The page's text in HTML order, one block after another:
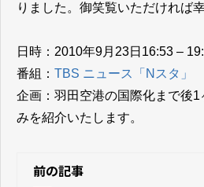
りました。御笑覧いただければ幸
日時：2010年9月23日16:53 –
番組：​​​​​​​ TBS ニュース「Nスタ」
企画：羽田空港の国際化まで後
みを紹介いたします。
前の記事